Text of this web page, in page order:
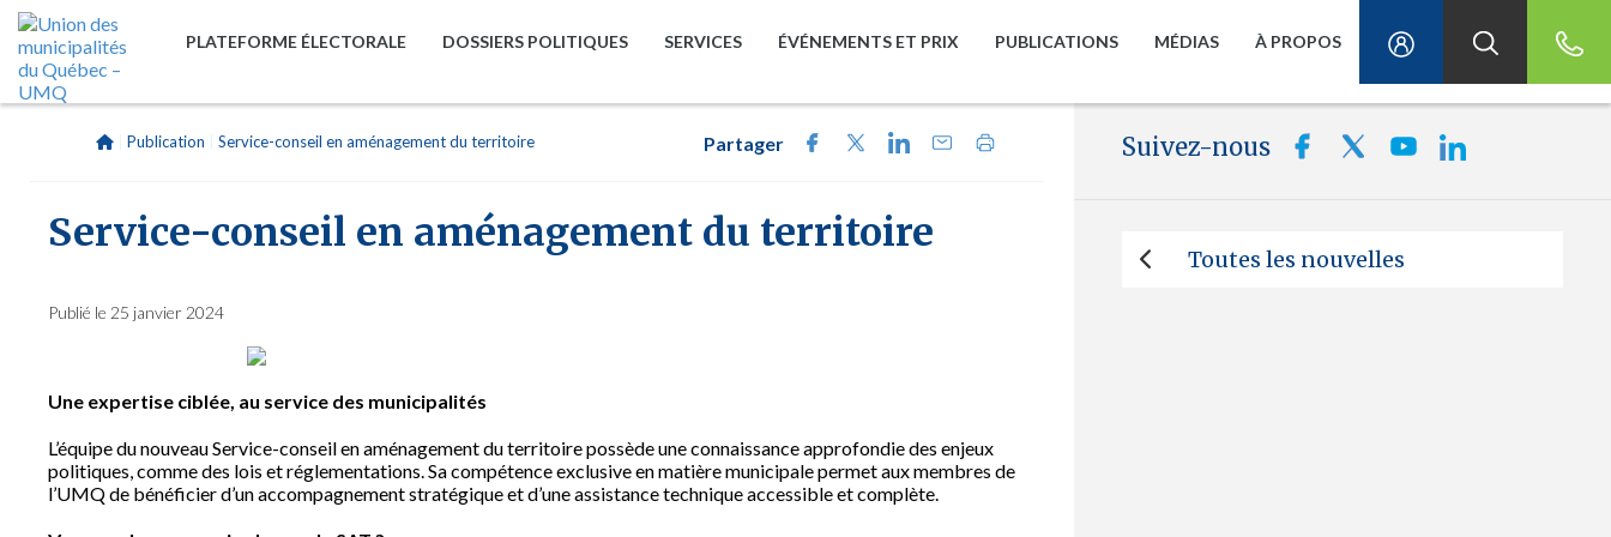
PLATEFORME ÉLECTORALE DOSSIERS POLITIQUES SERVICES ÉVÉNEMENTS ET PRIX PUBLICATIONS MÉDIAS À PROPOS
Publication Service-conseil en aménagement du territoire Partager
Service-conseil en aménagement du territoire
Publié le 25 janvier 2024
Une expertise ciblée, au service des municipalités
L’équipe du nouveau Service-conseil en aménagement du territoire possède une connaissance approfondie des enjeux
politiques, comme des lois et réglementations. Sa compétence exclusive en matière municipale permet aux membres de
l’UMQ de bénéficier d’un accompagnement stratégique et d’une assistance technique accessible et complète.
Suivez-nous
Toutes les nouvelles